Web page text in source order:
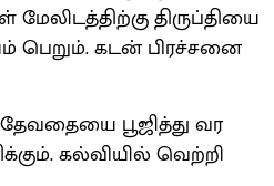
திருப்தியை
பெறும். கடன் பிரச்சனை
பூஜித்து வர
கல்வியில் வெற்றி